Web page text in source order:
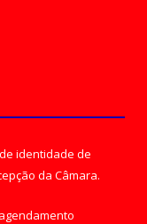
identidade de
da Câmara.